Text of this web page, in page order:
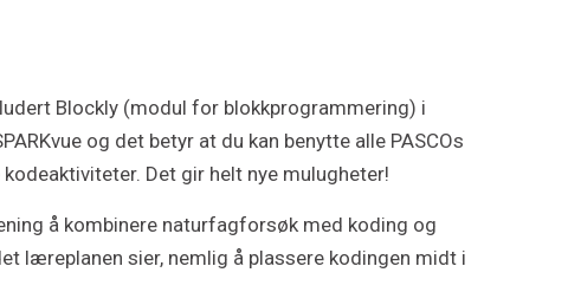
Blockly (modul for blokkprogrammering) i
og det betyr at du kan benytte alle PASCOs
Det gir helt nye mulugheter!
å kombinere naturfagforsøk med koding og
læreplanen sier, nemlig å plassere kodingen midt i